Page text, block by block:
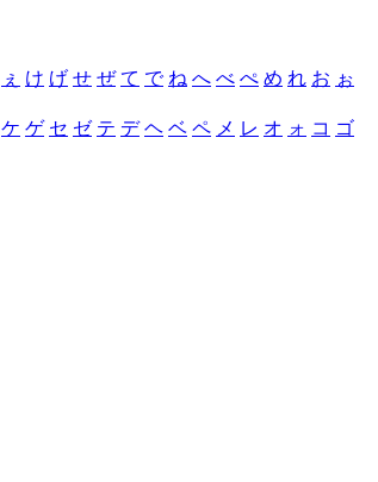
ぇ け げ せ ぜ て で ね へ べ ぺ め れ お ぉ
ケ ゲ セ ゼ テ デ ヘ ベ ペ メ レ オ ォ コ ゴ